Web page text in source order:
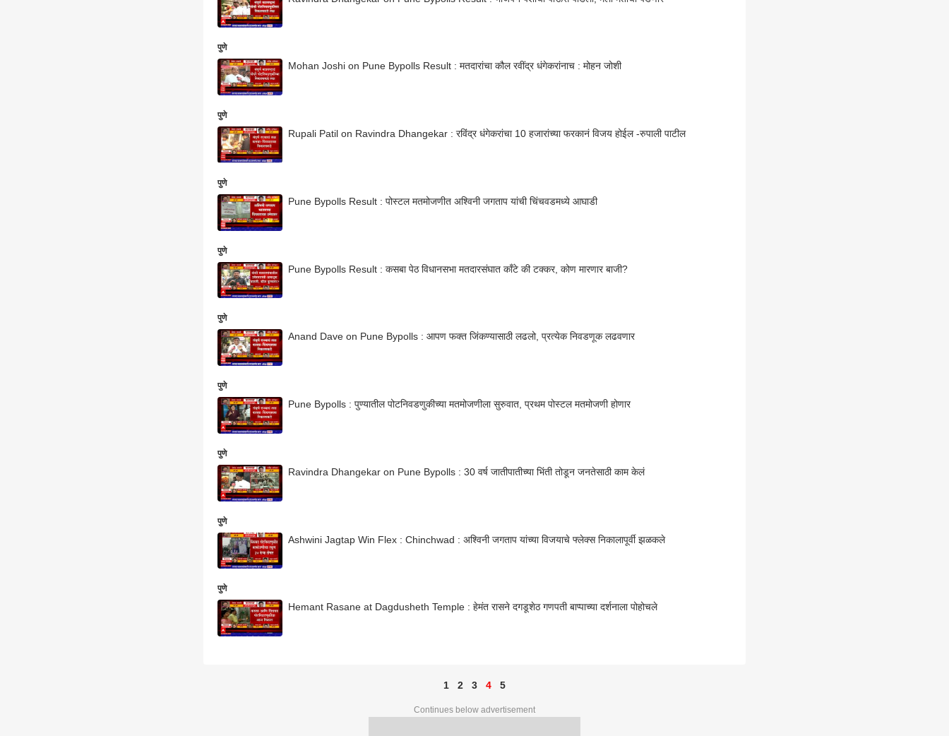
पुणे
Mohan Joshi on Pune Bypolls Result : मतदारांचा कौल रवींद्र धंगेकरांनाच : मोहन जोशी
पुणे
Rupali Patil on Ravindra Dhangekar : रविंद्र धंगेकरांचा 10 हजारांच्या फरकानं विजय होईल -रुपाली पाटील
पुणे
Pune Bypolls Result : पोस्टल मतमोजणीत अश्विनी जगताप यांची चिंचवडमध्ये आघाडी
पुणे
Pune Bypolls Result : कसबा पेठ विधानसभा मतदारसंघात काँटे की टक्कर, कोण मारणार बाजी?
पुणे
Anand Dave on Pune Bypolls : आपण फक्त जिंकण्यासाठी लढलो, प्रत्येक निवडणूक लढवणार
पुणे
Pune Bypolls : पुण्यातील पोटनिवडणुकीच्या मतमोजणीला सुरुवात, प्रथम पोस्टल मतमोजणी होणार
पुणे
Ravindra Dhangekar on Pune Bypolls : 30 वर्ष जातीपातीच्या भिंती तोडून जनतेसाठी काम केलं
पुणे
Ashwini Jagtap Win Flex : Chinchwad : अश्विनी जगताप यांच्या विजयाचे फ्लेक्स निकालापूर्वी झळकले
पुणे
Hemant Rasane at Dagdusheth Temple : हेमंत रासने दगडूशेठ गणपती बाप्पाच्या दर्शनाला पोहोचले
1 2 3 4 5
Continues below advertisement